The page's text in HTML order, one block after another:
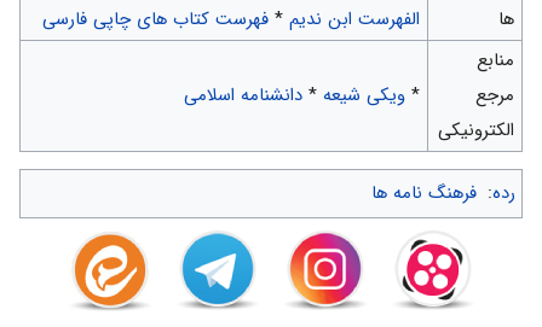
ها
الفهرست ابن ندیم* فهرست کتاب های چاپی فارسی
منابع
مرجع
الکترونیکی
* ویکی شیعه* دانشنامه اسلامی
رده: فرهنگ نامه ها